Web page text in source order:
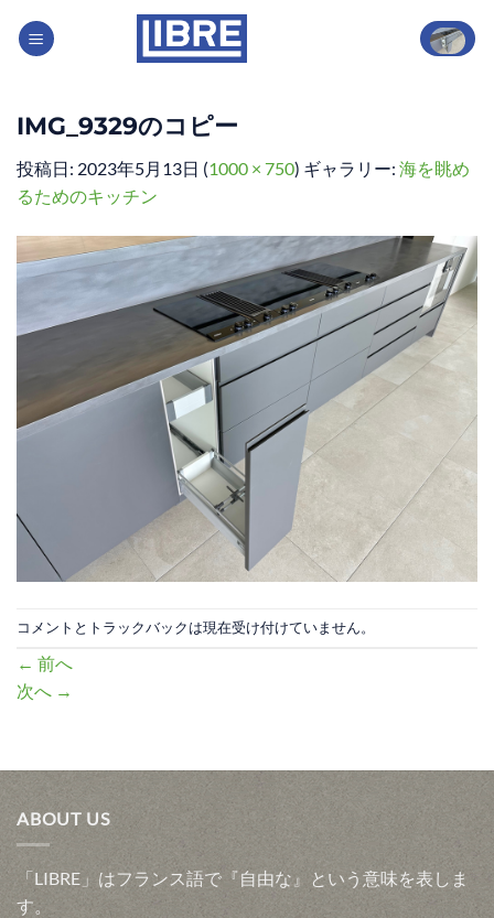
IMG_9329のコピー
投稿日: 2023年5月13日 (1000 × 750) ギャラリー: 海を眺め
るためのキッチン
コメントとトラックバックは現在受け付けていません。
← 前へ
次へ →
ABOUT US
「LIBRE」はフランス語で『自由な』という意味を表しま
す。